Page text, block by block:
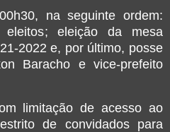
na seguinte ordem:
eleitos; eleição da mesa
2022 e, por último, posse
Baracho e vice-prefeito
limitação de acesso ao
de convidados para